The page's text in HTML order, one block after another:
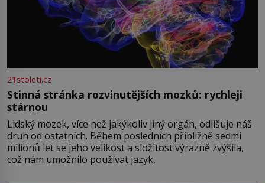
21stoleti.cz
Stinná stránka rozvinutějších mozků: rychleji
stárnou
Lidský mozek, více než jakýkoliv jiný orgán, odlišuje náš
druh od ostatních. Během posledních přibližně sedmi
milionů let se jeho velikost a složitost výrazně zvýšila,
což nám umožnilo používat jazyk,